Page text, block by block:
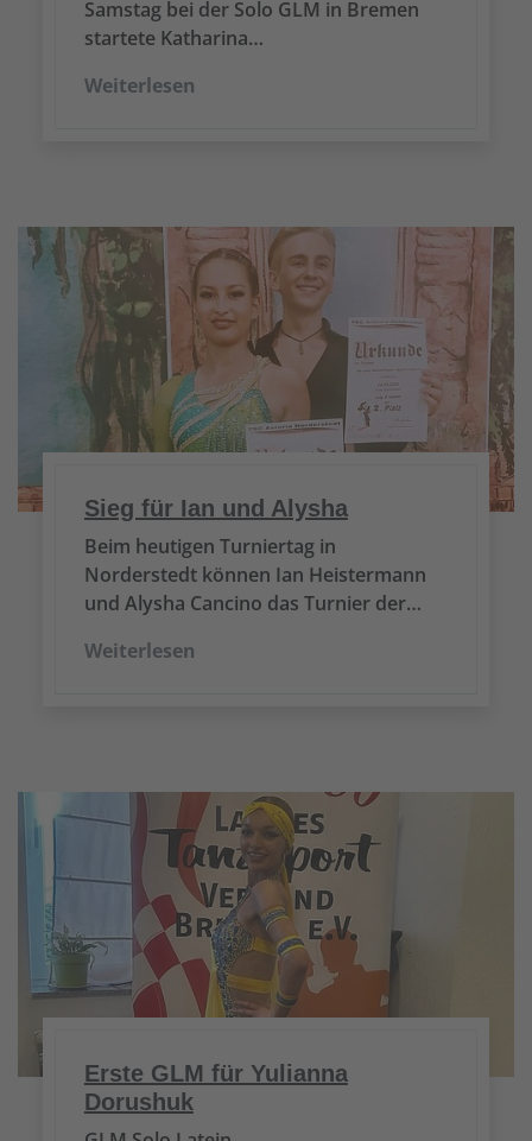
Samstag bei der Solo GLM in Bremen
startete Katharina…
Weiterlesen
Sieg für Ian und Alysha
Beim heutigen Turniertag in
Norderstedt können Ian Heistermann
und Alysha Cancino das Turnier der…
Weiterlesen
Erste GLM für Yulianna
Dorushuk